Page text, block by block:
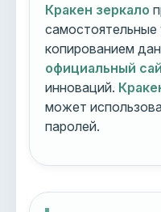
Кракен зеркало
копированием
официальный
инноваций.
может
паролей.